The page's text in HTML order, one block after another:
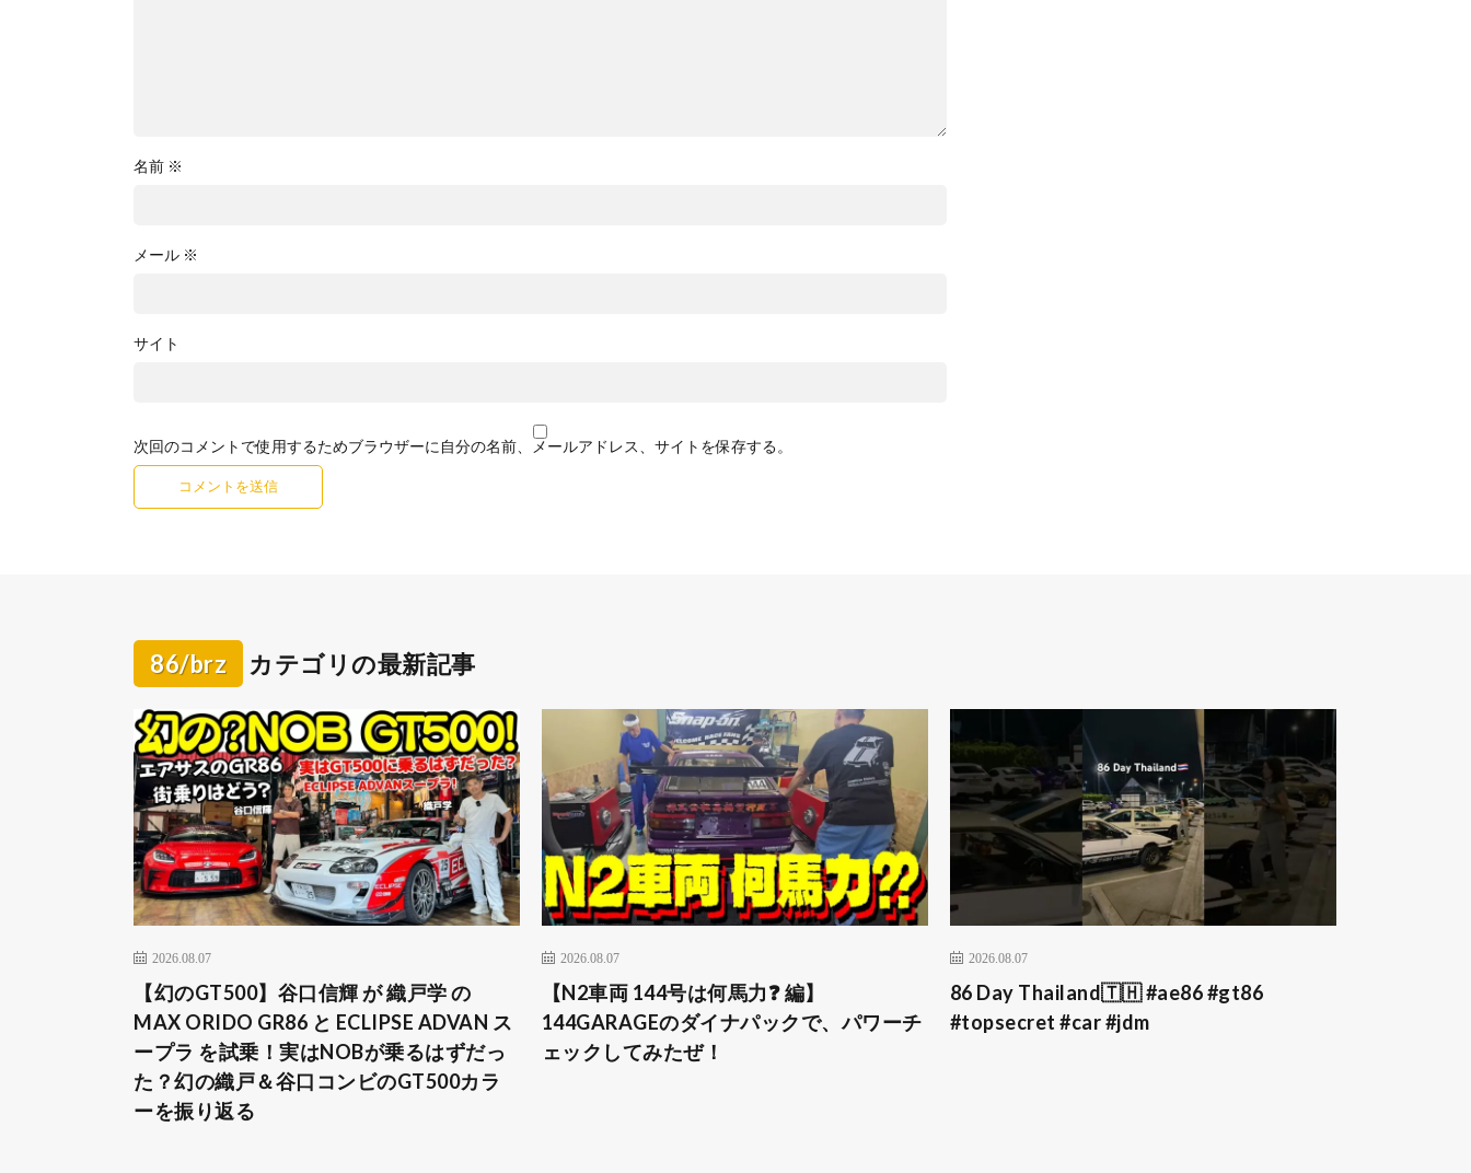
名前 ※
メール ※
サイト
次回のコメントで使用するためブラウザーに自分の名前、メールアドレス、サイトを保存する。
86/brz カテゴリの最新記事
2026.08.07
【幻のGT500】谷口信輝 が 織戸学 の
MAX ORIDO GR86 と ECLIPSE ADVAN ス
ープラ を試乗！実はNOBが乗るはずだっ
た？幻の織戸＆谷口コンビのGT500カラ
ーを振り返る
2026.08.07
【N2車両 144号は何馬力❓ 編】
144GARAGEのダイナパックで、パワーチ
ェックしてみたぜ！
2026.08.07
86 Day Thailand🇹🇭 #ae86 #gt86
#topsecret #car #jdm